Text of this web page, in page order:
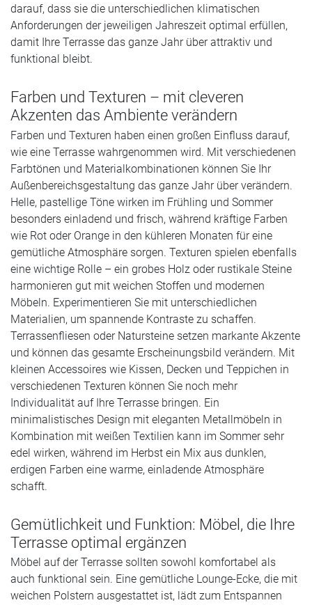
darauf, dass sie die unterschiedlichen klimatischen
Anforderungen der jeweiligen Jahreszeit optimal erfüllen,
damit Ihre Terrasse das ganze Jahr über attraktiv und
funktional bleibt.
Farben und Texturen – mit cleveren
Akzenten das Ambiente verändern
Farben und Texturen haben einen großen Einfluss darauf,
wie eine Terrasse wahrgenommen wird. Mit verschiedenen
Farbtönen und Materialkombinationen können Sie Ihr
Außenbereichsgestaltung das ganze Jahr über verändern.
Helle, pastellige Töne wirken im Frühling und Sommer
besonders einladend und frisch, während kräftige Farben
wie Rot oder Orange in den kühleren Monaten für eine
gemütliche Atmosphäre sorgen. Texturen spielen ebenfalls
eine wichtige Rolle – ein grobes Holz oder rustikale Steine
harmonieren gut mit weichen Stoffen und modernen
Möbeln. Experimentieren Sie mit unterschiedlichen
Materialien, um spannende Kontraste zu schaffen.
Terrassenfliesen oder Natursteine setzen markante Akzente
und können das gesamte Erscheinungsbild verändern. Mit
kleinen Accessoires wie Kissen, Decken und Teppichen in
verschiedenen Texturen können Sie noch mehr
Individualität auf Ihre Terrasse bringen. Ein
minimalistisches Design mit eleganten Metallmöbeln in
Kombination mit weißen Textilien kann im Sommer sehr
edel wirken, während im Herbst ein Mix aus dunklen,
erdigen Farben eine warme, einladende Atmosphäre
schafft.
Gemütlichkeit und Funktion: Möbel, die Ihre
Terrasse optimal ergänzen
Möbel auf der Terrasse sollten sowohl komfortabel als
auch funktional sein. Eine gemütliche Lounge-Ecke, die mit
weichen Polstern ausgestattet ist, lädt zum Entspannen